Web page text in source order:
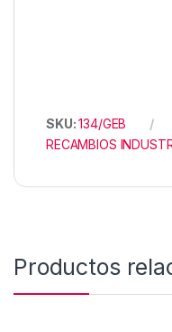
SKU:134/GEB
RECAMBIOS
Productos